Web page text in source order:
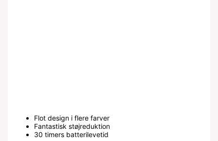
Flot design i flere farver
Fantastisk støjreduktion
30 timers batterilevetid